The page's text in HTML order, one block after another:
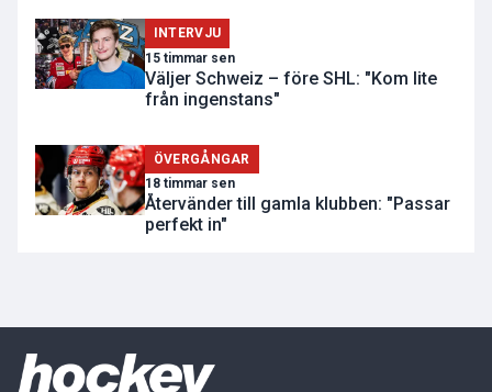
INTERVJU
15 timmar sen
Väljer Schweiz – före SHL: "Kom lite
från ingenstans"
ÖVERGÅNGAR
18 timmar sen
Återvänder till gamla klubben: "Passar
perfekt in"